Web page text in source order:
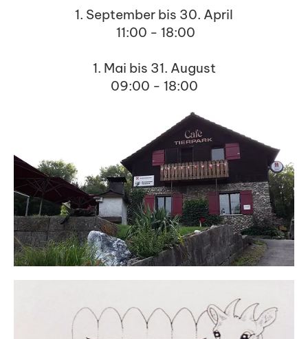
1. September bis 30. April
11:00 - 18:00
1. Mai bis 31. August
09:00 - 18:00